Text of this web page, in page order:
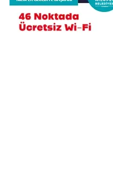
Bursa'da tarlalık alanı
yakalandı